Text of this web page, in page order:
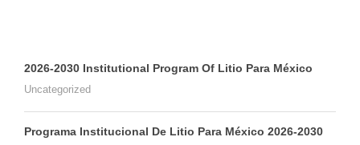
2026-2030 Institutional Program Of Litio Para México
Uncategorized
Programa Institucional De Litio Para México 2026-2030